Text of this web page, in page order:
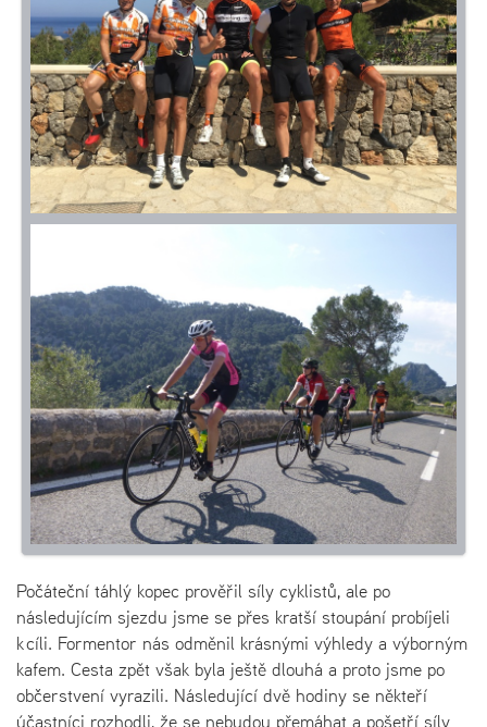
Počáteční táhlý kopec prověřil síly cyklistů, ale po
následujícím sjezdu jsme se přes kratší stoupání probíjeli
k cíli. Formentor nás odměnil krásnými výhledy a výborným
kafem. Cesta zpět však byla ještě dlouhá a proto jsme po
občerstvení vyrazili. Následující dvě hodiny se někteří
účastníci rozhodli, že se nebudou přemáhat a pošetří síly